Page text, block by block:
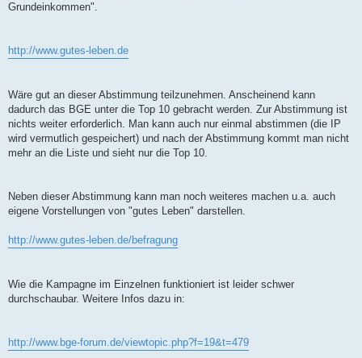
Grundeinkommen".
http://www.gutes-leben.de
Wäre gut an dieser Abstimmung teilzunehmen. Anscheinend kann
dadurch das BGE unter die Top 10 gebracht werden. Zur Abstimmung ist
nichts weiter erforderlich. Man kann auch nur einmal abstimmen (die IP
wird vermutlich gespeichert) und nach der Abstimmung kommt man nicht
mehr an die Liste und sieht nur die Top 10.
Neben dieser Abstimmung kann man noch weiteres machen u.a. auch
eigene Vorstellungen von "gutes Leben" darstellen.
http://www.gutes-leben.de/befragung
Wie die Kampagne im Einzelnen funktioniert ist leider schwer
durchschaubar. Weitere Infos dazu in:
http://www.bge-forum.de/viewtopic.php?f=19&t=479